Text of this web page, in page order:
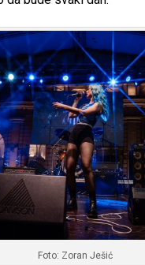
Foto: Zoran Ješić